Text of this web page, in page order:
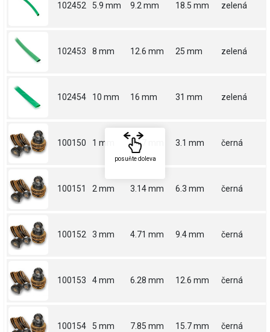
102452 5.9 mm 9.2 mm 18.5 mm zelená
102453 8 mm 12.6 mm 25 mm zelená
102454 10 mm 16 mm 31 mm zelená
100150 1 mm 1.57 mm 3.1 mm černá
100151 2 mm 3.14 mm 6.3 mm černá
100152 3 mm 4.71 mm 9.4 mm černá
100153 4 mm 6.28 mm 12.6 mm černá
100154 5 mm 7.85 mm 15.7 mm černá
posuňte doleva